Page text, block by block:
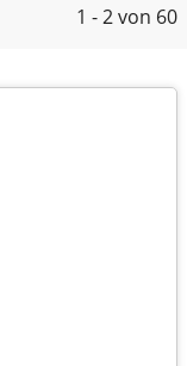
1 - 2von 60